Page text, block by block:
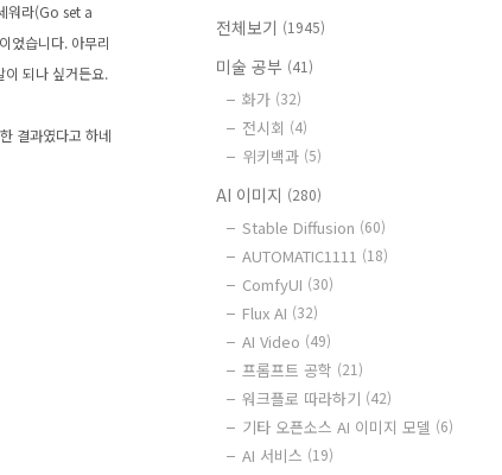
워라(Go set a
었습니다. 아무리
이 되나 싶거든요.
결과였다고 하네
전체보기 (1945)
미술 공부 (41)
화가 (32)
전시회 (4)
위키백과 (5)
AI 이미지 (280)
Stable Diffusion (60)
AUTOMATIC1111 (18)
ComfyUI (30)
Flux AI (32)
AI Video (49)
프롬프트 공학 (21)
워크플로 따라하기 (42)
기타 오픈소스 AI 이미지 모델 (6)
AI 서비스 (19)